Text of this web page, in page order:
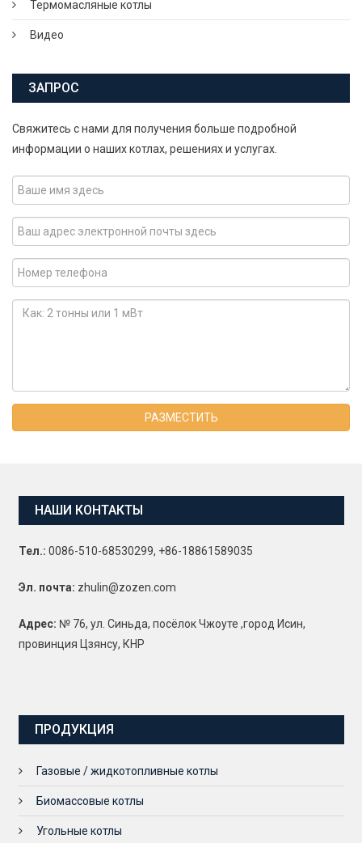
Термомасляные котлы
Видео
ЗАПРОС
Свяжитесь с нами для получения больше подробной
информации о наших котлах, решениях и услугах.
РАЗМЕСТИТЬ
НАШИ КОНТАКТЫ
Тел.: 0086-510-68530299, +86-18861589035
Эл. почта: zhulin@zozen.com
Адрес: № 76, ул. Синьда, посёлок Чжоуте ,город Исин,
провинция Цзянсу, КНР
ПРОДУКЦИЯ
Газовые / жидкотопливные котлы
Биомассовые котлы
Угольные котлы